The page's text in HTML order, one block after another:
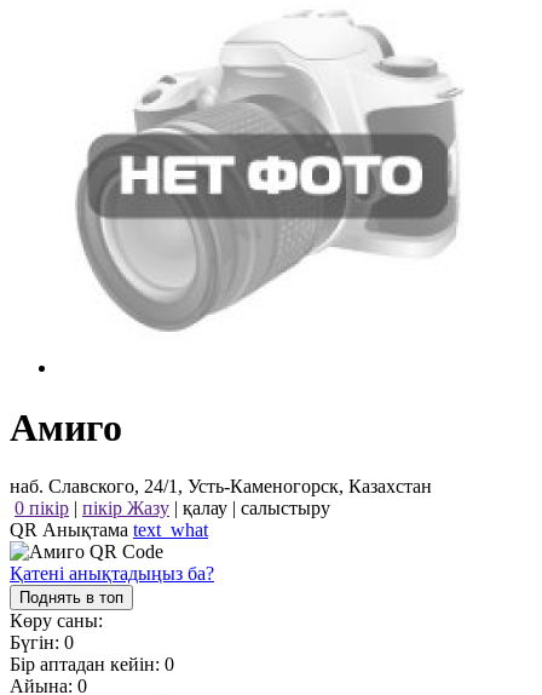
Амиго
наб. Славского, 24/1, Усть-Каменогорск, Казахстан
0 пікір | пікір Жазу | қалау | салыстыру
QR Анықтама text_what
Қатені анықтадыңыз ба?
Поднять в топ
Көру саны:
Бүгін: 0
Бір аптадан кейін: 0
Айына: 0